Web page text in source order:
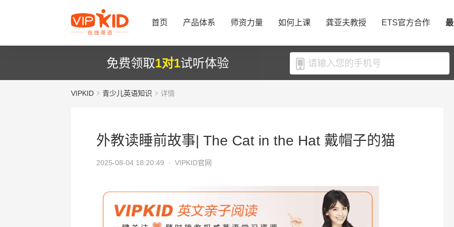
首页 产品体系 师资力量 如何上课 龚亚夫教授 ETS官方合作
免费领取1对1试听体验
VIPKID 青少儿英语知识 详情
外教读睡前故事| The Cat in the Hat 戴帽子的猫
2025-08-04 18:20:49 · VIPKID官网